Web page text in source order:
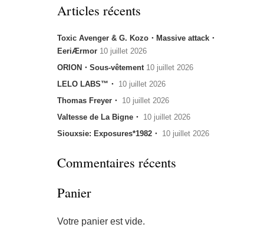
Articles récents
Toxic Avenger & G. Kozo・Massive attack・
EeriÆrmor 10 juillet 2026
ORION・Sous-vêtement 10 juillet 2026
LELO LABS™・ 10 juillet 2026
Thomas Freyer・ 10 juillet 2026
Valtesse de La Bigne・ 10 juillet 2026
Siouxsie: Exposures*1982・ 10 juillet 2026
Commentaires récents
Panier
Votre panier est vide.